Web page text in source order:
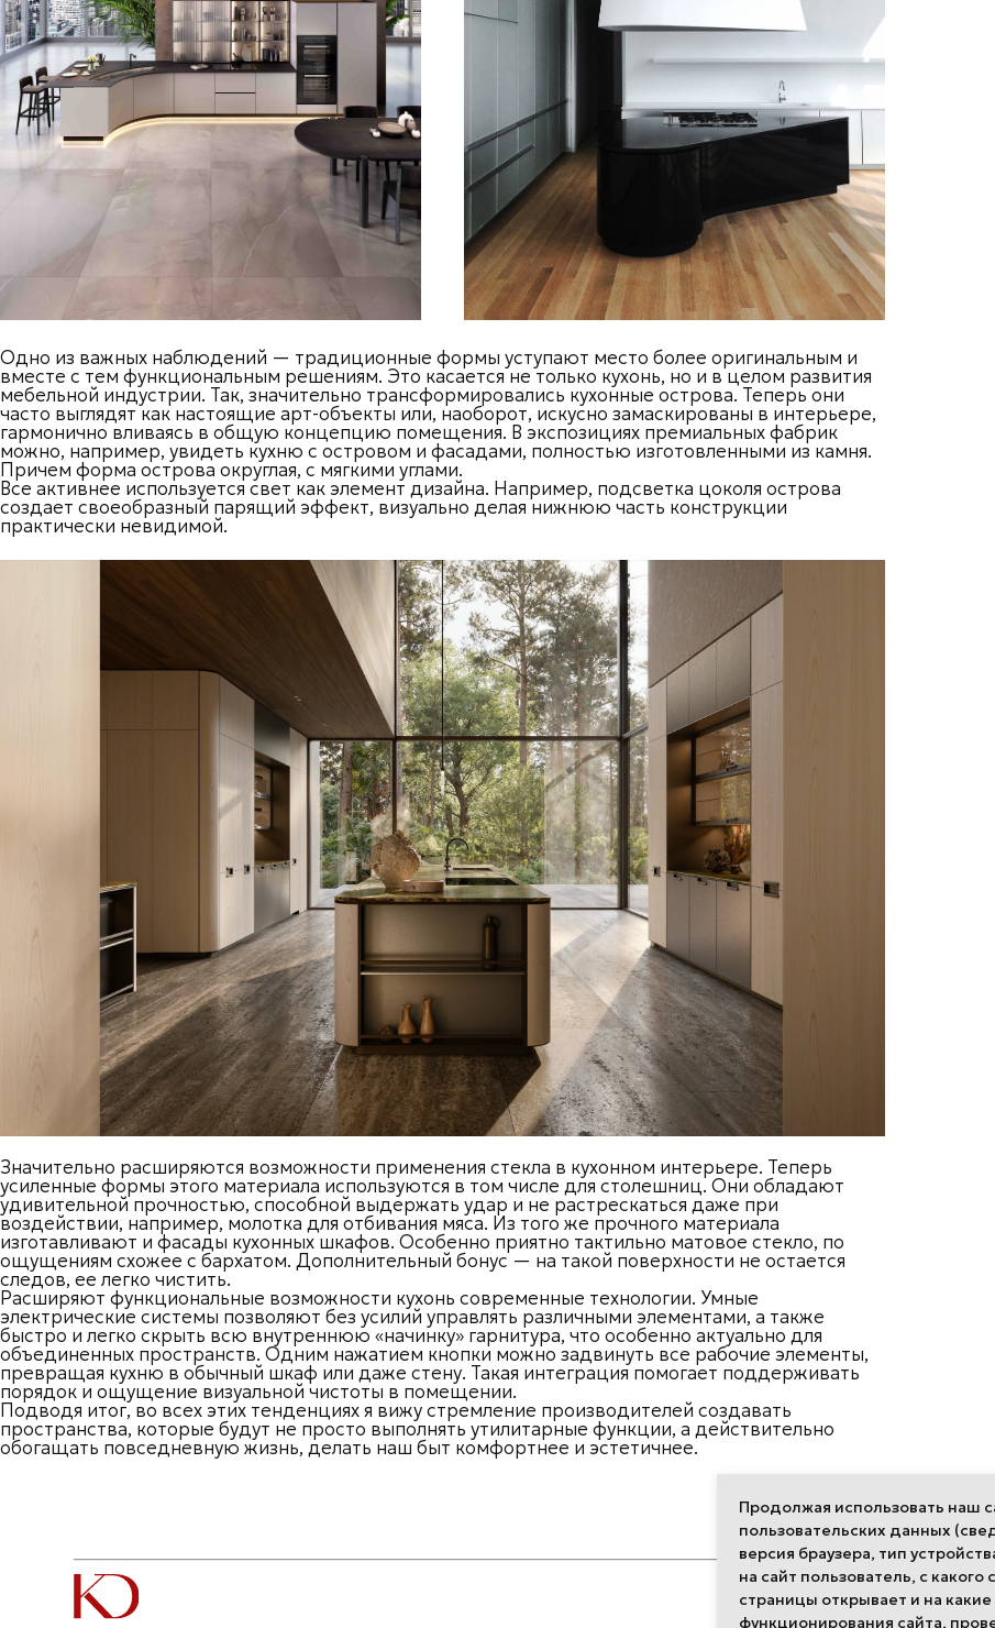
Продолжая использовать наш
пользовательских данных
версия браузера, тип
на сайт пользователь, с
страницы открывает и на
функционирования сайта,
Одно из важных наблюдений — традиционные формы уступают место более оригинальным и
вместе с тем функциональным решениям. Это касается не только кухонь, но и в целом развития
мебельной индустрии. Так, значительно трансформировались кухонные острова. Теперь они
часто выглядят как настоящие арт-объекты или, наоборот, искусно замаскированы в интерьере,
гармонично вливаясь в общую концепцию помещения. В экспозициях премиальных фабрик
можно, например, увидеть кухню с островом и фасадами, полностью изготовленными из камня.
Причем форма острова округлая, с мягкими углами.
Все активнее используется свет как элемент дизайна. Например, подсветка цоколя острова
создает своеобразный парящий эффект, визуально делая нижнюю часть конструкции
практически невидимой.
Значительно расширяются возможности применения стекла в кухонном интерьере. Теперь
усиленные формы этого материала используются в том числе для столешниц. Они обладают
удивительной прочностью, способной выдержать удар и не растрескаться даже при
воздействии, например, молотка для отбивания мяса. Из того же прочного материала
изготавливают и фасады кухонных шкафов. Особенно приятно тактильно матовое стекло, по
ощущениям схожее с бархатом. Дополнительный бонус — на такой поверхности не остается
следов, ее легко чистить.
Расширяют функциональные возможности кухонь современные технологии. Умные
электрические системы позволяют без усилий управлять различными элементами, а также
быстро и легко скрыть всю внутреннюю «начинку» гарнитура, что особенно актуально для
объединенных пространств. Одним нажатием кнопки можно задвинуть все рабочие элементы,
превращая кухню в обычный шкаф или даже стену. Такая интеграция помогает поддерживать
порядок и ощущение визуальной чистоты в помещении.
Подводя итог, во всех этих тенденциях я вижу стремление производителей создавать
пространства, которые будут не просто выполнять утилитарные функции, а действительно
обогащать повседневную жизнь, делать наш быт комфортнее и эстетичнее.
Разделы